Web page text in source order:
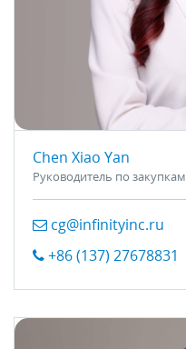
Chen Xiao Yan
Руководитель по закупкам
cg@infinityinc.ru
+86 (137) 27678831